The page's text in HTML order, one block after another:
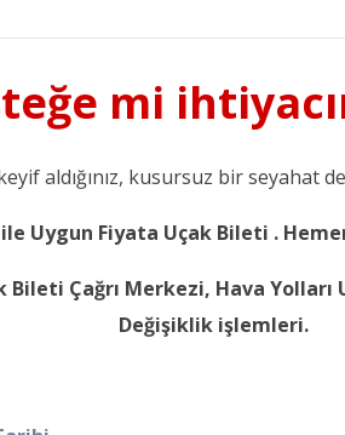
mi
aldığınız, kusursuz bir seyahat
Uygun Fiyata Uçak Bileti .
Bileti Çağrı Merkezi, Hava Yolları
Değişiklik işlemleri.